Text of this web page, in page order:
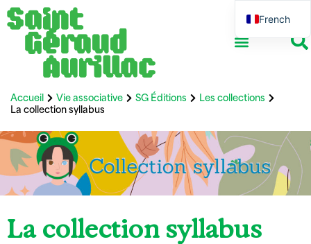
Accueil Vie associative SG Éditions
Les collections
La collection syllabus
La collection syllabus
French